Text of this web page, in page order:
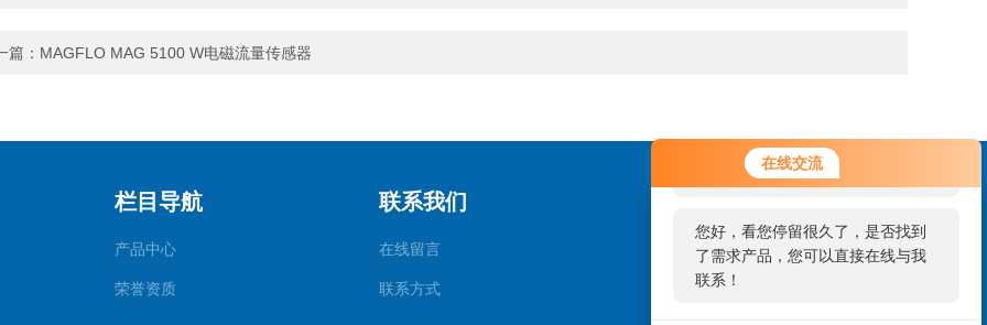
在线交流
您好！欢迎前来咨询，很高兴为您
服务，请问您要咨询什么问题呢？
您好，看您停留很久了，是否找到
了需求产品，您可以直接在线与我
联系！
篇： MAGFLO MAG 5100 W电磁流量传感器
栏目导航
产品中心
荣誉资质
联系我们
在线留言
联系方式